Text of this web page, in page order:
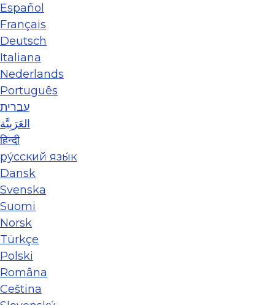
Español
Français
Deutsch
Italiana
Nederlands
Português
עברית
العَرَبِيَّة
हिन्दी
ру́сский язы́к
Dansk
Svenska
Suomi
Norsk
Türkçe
Polski
Româna
Ceština